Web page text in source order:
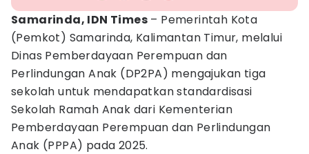
Samarinda, IDN Times – Pemerintah Kota
(Pemkot) Samarinda, Kalimantan Timur, melalui
Dinas Pemberdayaan Perempuan dan
Perlindungan Anak (DP2PA) mengajukan tiga
sekolah untuk mendapatkan standardisasi
Sekolah Ramah Anak dari Kementerian
Pemberdayaan Perempuan dan Perlindungan
Anak (PPPA) pada 2025.